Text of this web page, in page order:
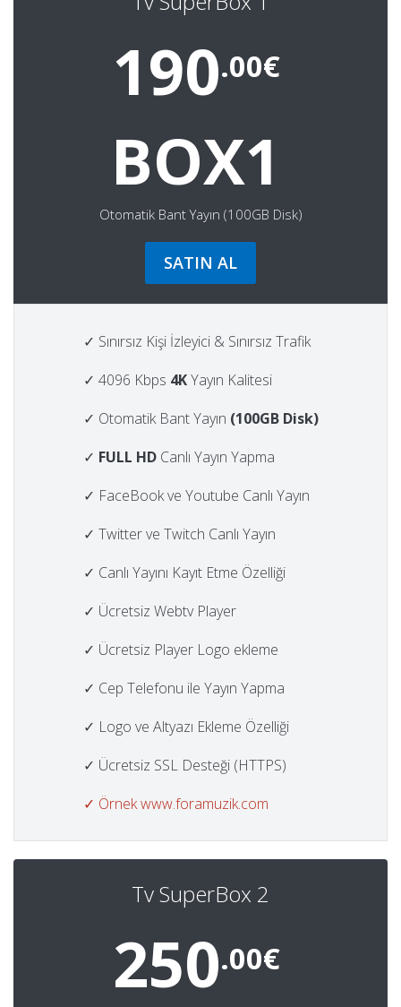
190.00€
BOX1
Otomatik Bant Yayın (100GB Disk)
SATIN AL
✓ Sınırsız Kişi İzleyici & Sınırsız Trafik
✓ 4096 Kbps 4KYayın Kalitesi
✓ Otomatik Bant Yayın (100GB Disk)
✓ FULL HD Canlı Yayın Yapma
✓ FaceBook ve Youtube Canlı Yayın
✓ Twitter ve Twitch Canlı Yayın
✓ Canlı Yayını Kayıt Etme Özelliği
✓ Ücretsiz Webtv Player
✓ Ücretsiz Player Logo ekleme
✓ Cep Telefonu ile Yayın Yapma
✓ Logo ve Altyazı Ekleme Özelliği
✓ Ücretsiz SSL Desteği (HTTPS)
✓ Örnek www.foramuzik.com
Tv SuperBox 2
250.00€